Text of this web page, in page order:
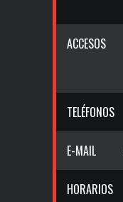
ACCESOS
TELÉFONOS
E-MAIL
HORARIOS